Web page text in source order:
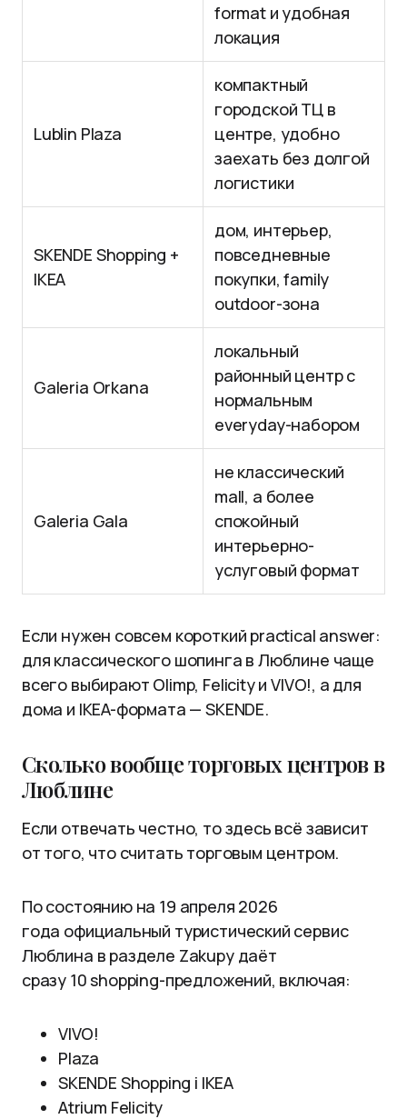
format и удобная
локация
Lublin Plaza
компактный
городской ТЦ в
центре, удобно
заехать без долгой
логистики
SKENDE Shopping +
IKEA
дом, интерьер,
повседневные
покупки, family
outdoor-зона
Galeria Orkana
локальный
районный центр с
нормальным
everyday-набором
Galeria Gala
не классический
mall, а более
спокойный
интерьерно-
услуговый формат
Если нужен совсем короткий practical answer:
для классического шопинга в Люблине чаще
всего выбирают Olimp, Felicity и VIVO!, а для
дома и IKEA-формата — SKENDE.
Сколько вообще торговых центров в
Люблине
Если отвечать честно, то здесь всё зависит
от того, что считать торговым центром.
По состоянию на 19 апреля 2026
года официальный туристический сервис
Люблина в разделе Zakupy даёт
сразу 10 shopping-предложений, включая:
VIVO!
Plaza
SKENDE Shopping i IKEA
Atrium Felicity